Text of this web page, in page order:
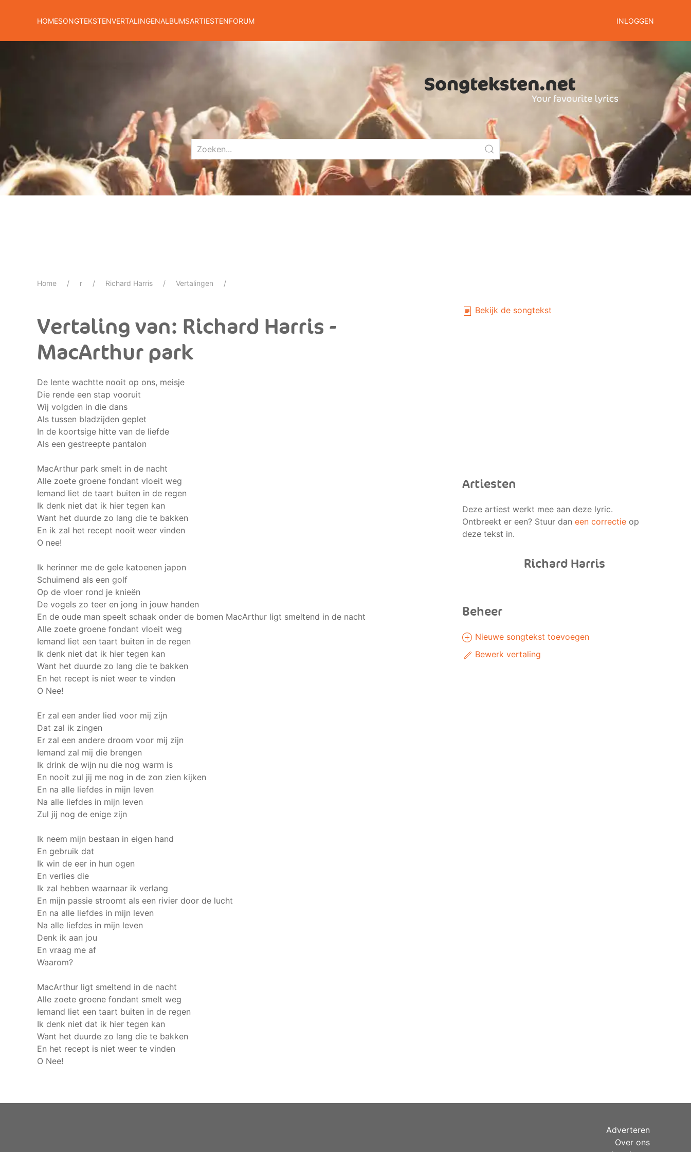
HOMESONGTEKSTENVERTALINGENALBUMSARTIESTENFORUM INLOGGEN
Home r Richard Harris Vertalingen
Vertaling van: Richard Harris -
MacArthur park
De lente wachtte nooit op ons, meisje
Die rende een stap vooruit
Wij volgden in die dans
Als tussen bladzijden geplet
In de koortsige hitte van de liefde
Als een gestreepte pantalon
MacArthur park smelt in de nacht
Alle zoete groene fondant vloeit weg
Iemand liet de taart buiten in de regen
Ik denk niet dat ik hier tegen kan
Want het duurde zo lang die te bakken
En ik zal het recept nooit weer vinden
O nee!
Ik herinner me de gele katoenen japon
Schuimend als een golf
Op de vloer rond je knieën
De vogels zo teer en jong in jouw handen
En de oude man speelt schaak onder de bomen MacArthur ligt smeltend in de nacht
Alle zoete groene fondant vloeit weg
Iemand liet een taart buiten in de regen
Ik denk niet dat ik hier tegen kan
Want het duurde zo lang die te bakken
En het recept is niet weer te vinden
O Nee!
Er zal een ander lied voor mij zijn
Dat zal ik zingen
Er zal een andere droom voor mij zijn
Iemand zal mij die brengen
Ik drink de wijn nu die nog warm is
En nooit zul jij me nog in de zon zien kijken
En na alle liefdes in mijn leven
Na alle liefdes in mijn leven
Zul jij nog de enige zijn
Ik neem mijn bestaan in eigen hand
En gebruik dat
Ik win de eer in hun ogen
En verlies die
Ik zal hebben waarnaar ik verlang
En mijn passie stroomt als een rivier door de lucht
En na alle liefdes in mijn leven
Na alle liefdes in mijn leven
Denk ik aan jou
En vraag me af
Waarom?
MacArthur ligt smeltend in de nacht
Alle zoete groene fondant smelt weg
Iemand liet een taart buiten in de regen
Ik denk niet dat ik hier tegen kan
Want het duurde zo lang die te bakken
En het recept is niet weer te vinden
O Nee!
Bekijk de songtekst
Artiesten
Deze artiest werkt mee aan deze lyric.
Ontbreekt er een? Stuur dan een correctieop
deze tekst in.
Richard Harris
Beheer
Nieuwe songtekst toevoegen
Bewerk vertaling
Adverteren
Over ons